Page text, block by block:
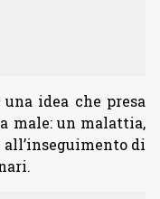
idea che presa
male: un malattia,
di